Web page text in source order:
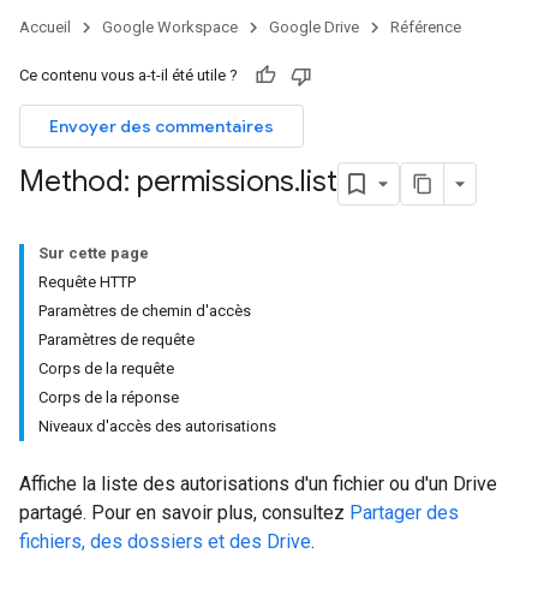
Accueil Google Workspace Google Drive Référence
Ce contenu vous a-t-il été utile ?
Envoyer des commentaires
Method: permissions.list
Sur cette page
Requête HTTP
Paramètres de chemin d'accès
Paramètres de requête
Corps de la requête
Corps de la réponse
Niveaux d'accès des autorisations
Affiche la liste des autorisations d'un fichier ou d'un Drive
partagé. Pour en savoir plus, consultez Partager des
fichiers, des dossiers et des Drive.